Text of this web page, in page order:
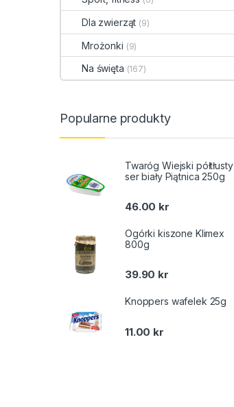
Dla zwierząt (9)
Mrożonki (9)
Na święta (167)
Popularne produkty
Twaróg Wiejski półtłusty
ser biały Piątnica 250g
46.00 kr
Ogórki kiszone Klimex
800g
39.90 kr
Knoppers wafelek 25g
11.00 kr